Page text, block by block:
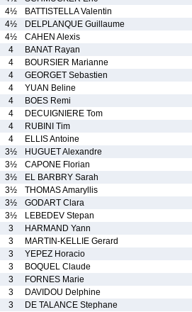
4½
BATTISTELLA Valentin
4½
DELPLANQUE Guillaume
4½
CAHEN Alexis
4
BANAT Rayan
4
BOURSIER Marianne
4
GEORGET Sebastien
4
YUAN Beline
4
BOES Remi
4
DECUIGNIERE Tom
4
RUBINI Tim
4
ELLIS Antoine
3½
HUGUET Alexandre
3½
CAPONE Florian
3½
EL BARBRY Sarah
3½
THOMAS Amaryllis
3½
GODART Clara
3½
LEBEDEV Stepan
3
HARMAND Yann
3
MARTIN-KELLIE Gerard
3
YEPEZ Horacio
3
BOQUEL Claude
3
FORNES Marie
3
DAVIDOU Delphine
3
DE TALANCE Stephane